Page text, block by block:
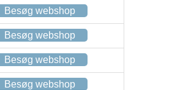
Besøg webshop
Besøg webshop
Besøg webshop
Besøg webshop